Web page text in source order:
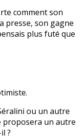
comment son
presse, son gagne
plus futé que
ou un autre
proposera un autre
?